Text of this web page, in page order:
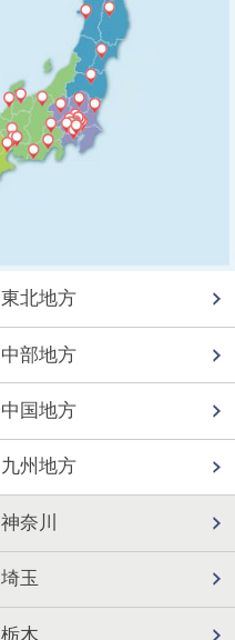
東北地方
中部地方
中国地方
九州地方
神奈川
埼玉
栃木